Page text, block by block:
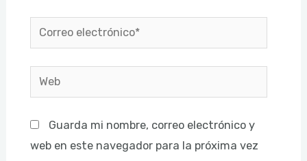
Correo
electrónico*
Web
Guarda mi nombre, correo electrónico y
web en este navegador para la próxima vez